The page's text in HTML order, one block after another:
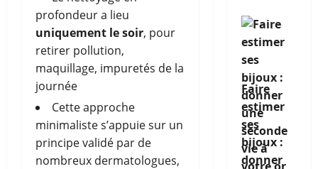
profondeur a lieu
uniquement le soir, pour
retirer pollution,
maquillage, impuretés de la
journée
Cette approche
minimaliste s’appuie sur un
principe validé par de
nombreux dermatologues,
Faire
estimer
ses
bijoux :
donner